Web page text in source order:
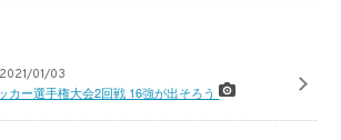
2021/01/03
カー選手権大会2回戦 16強が出そろう